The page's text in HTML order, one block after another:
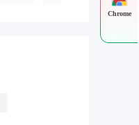
Chrome